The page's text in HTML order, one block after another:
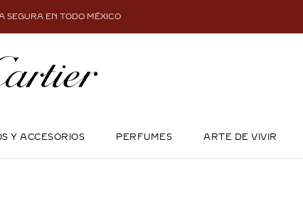
SEGURA EN TODO MÉXICO
Y ACCESORIOS PERFUMES ARTE DE VIVIR